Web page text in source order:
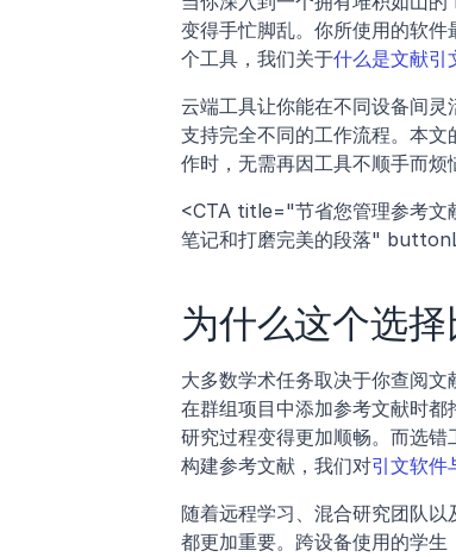
变得手忙脚乱。你所使用的软
个工具，我们关于什么是文献引
云端工具让你能在不同设备间
支持完全不同的工作流程。本
作时，无需再因工具不顺手而烦
<CTA title="节省您管理参考
笔记和打磨完美的段落"
为什么这个选
大多数学术任务取决于你查阅
在群组项目中添加参考文献时
研究过程变得更加顺畅。而选
构建参考文献，我们对引文软件
随着远程学习、混合研究团队
都更加重要。跨设备使用的学